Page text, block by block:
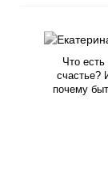
Что есть
счастье?
почему